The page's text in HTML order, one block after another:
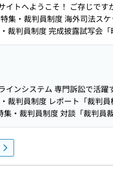
トへようこそ！ ご存じで
集・裁判員制度 海外司法ス
裁判員制度 完成披露試写会
施～ 対談 「ジャッジの精
ンシステム 専門訴訟で活躍
裁判員制度 レポート「裁判
・裁判員制度 対談「裁判員